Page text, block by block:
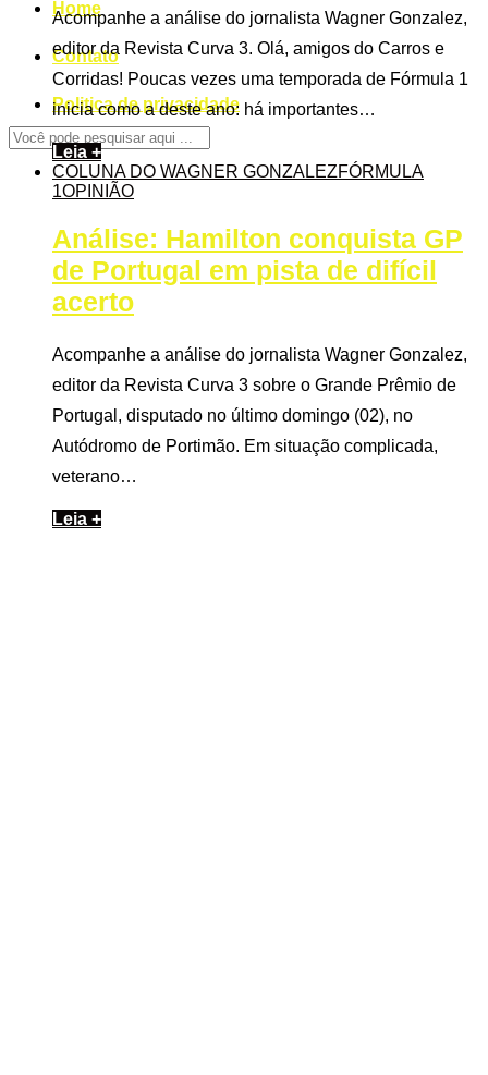
Home
Contato
Politica de privacidade
Acompanhe a análise do jornalista Wagner Gonzalez,
editor da Revista Curva 3. Olá, amigos do Carros e
Corridas! Poucas vezes uma temporada de Fórmula 1
inicia como a deste ano: há importantes…
Leia +
COLUNA DO WAGNER GONZALEZFÓRMULA
1OPINIÃO
Análise: Hamilton conquista GP
de Portugal em pista de difícil
acerto
Acompanhe a análise do jornalista Wagner Gonzalez,
editor da Revista Curva 3 sobre o Grande Prêmio de
Portugal, disputado no último domingo (02), no
Autódromo de Portimão. Em situação complicada,
veterano…
Leia +